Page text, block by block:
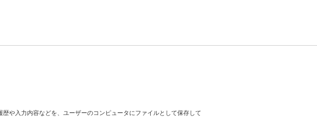
や入力内容などを、ユーザーのコンピュータにファイルとして保存して